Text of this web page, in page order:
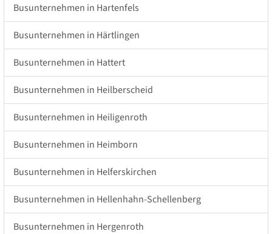
Busunternehmen in Hartenfels
Busunternehmen in Härtlingen
Busunternehmen in Hattert
Busunternehmen in Heilberscheid
Busunternehmen in Heiligenroth
Busunternehmen in Heimborn
Busunternehmen in Helferskirchen
Busunternehmen in Hellenhahn-Schellenberg
Busunternehmen in Hergenroth